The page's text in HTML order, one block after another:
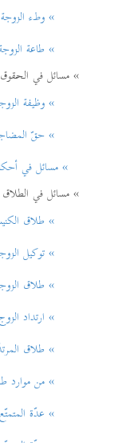
» وطء الزوجة
» طاعة الزوجة
» مسائل في الحقوق
» وظيفة الزوجة
» حقّ
» مسائل في أحكام
» مسائل في الطلاق
» طلاق الكنيسة
» توكيل الزوجة
» طلاق الزوجة
» ارتداد
» طلاق المرتدّ
» من موارد
» عدّة المتمتّع